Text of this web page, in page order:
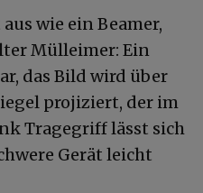
wie ein Beamer,
Mülleimer: Ein
das Bild wird über
projiziert, der im
Tragegriff lässt sich
Gerät leicht